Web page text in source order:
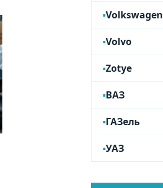
Volkswagen
Volvo
Zotye
ВАЗ
ГАЗель
УАЗ